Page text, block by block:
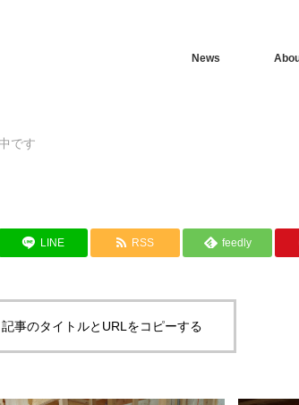
News
です
LINE RSS feedly
記事のタイトルとURLをコピーする